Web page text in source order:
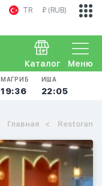
TR ₽ (RUB)
Меню
Каталог
МАГРИБ
19:36
ИША
22:05
Главная Restoran